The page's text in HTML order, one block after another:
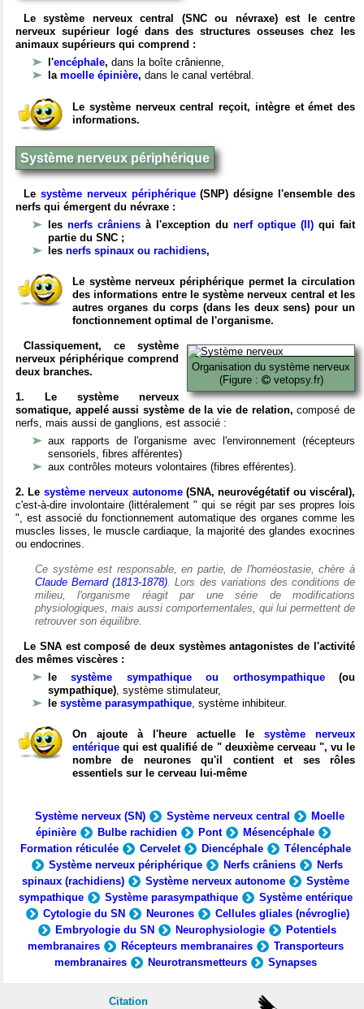
Le système nerveux central (SNC ou névraxe) est le centre
nerveux supérieur logé dans des structures osseuses chez les
animaux supérieurs qui comprend :
l'encéphale, dans la boîte crânienne,
la moelle épinière, dans le canal vertébral.
Le système nerveux central reçoit, intègre et émet des
informations.
Système nerveux périphérique
Le système nerveux périphérique(SNP) désigne l'ensemble des
nerfs qui émergent du névraxe :
les nerfs crâniens à l'exception du nerf optique (II) qui fait
partie du SNC ;
les nerfs spinaux ou rachidiens,
Le système nerveux périphérique permet la circulation
des informations entre le système nerveux central et les
autres organes du corps (dans les deux sens) pour un
fonctionnement optimal de l'organisme.
Organisation du système nerveux
(Figure :
vetopsy.fr)
Classiquement, ce système
nerveux périphérique comprend
deux branches.
1. Le système nerveux
somatique, appelé aussi système de la vie de relation, composé de
nerfs, mais aussi de ganglions, est associé :
aux rapports de l'organisme avec l'environnement (récepteurs
sensoriels, fibres afférentes)
aux contrôles moteurs volontaires (fibres efférentes).
2. Le système nerveux autonome(SNA, neurovégétatif ou viscéral),
c'est-à-dire involontaire (littéralement " qui se régit par ses propres lois
", est associé du fonctionnement automatique des organes comme les
muscles lisses, le muscle cardiaque, la majorité des glandes exocrines
ou endocrines.
Ce système est responsable, en partie, de l'homéostasie, chère à
Claude Bernard (1813-1878). Lors des variations des conditions de
milieu, l'organisme réagit par une série de modifications
physiologiques, mais aussi comportementales, qui lui permettent de
retrouver son équilibre.
Le SNA est composé de deux systèmes antagonistes de l'activité
des mêmes viscères :
lesystème sympathique ou orthosympathique(ou
sympathique), système stimulateur,
le système parasympathique, système inhibiteur.
On ajoute à l'heure actuelle le système nerveux
entérique qui est qualifié de " deuxième cerveau ", vu le
nombre de neurones qu'il contient et ses rôles
essentiels sur le cerveau lui-même
Système nerveux (SN) Système nerveux central
Moelle
épinière
Bulbe rachidien Pont
Mésencéphale
Formation réticulée
Cervelet Diencéphale
Télencéphale
Système nerveux périphérique
Nerfs crâniens
Nerfs
spinaux (rachidiens)
Système nerveux autonome
Système
sympathique
Système parasympathique
Système entérique
Cytologie du SN
Neurones
Cellules gliales (névroglie)
Embryologie du SN
Neurophysiologie
Potentiels
membranaires
Récepteurs membranaires
Transporteurs
membranaires
Neurotransmetteurs Synapses
Citation